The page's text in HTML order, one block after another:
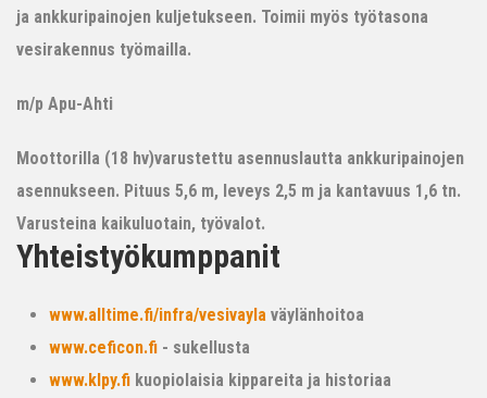
ja ankkuripainojen kuljetukseen. Toimii myös työtasona
vesirakennus työmailla.
m/p Apu-Ahti
Moottorilla (18 hv)varustettu asennuslautta ankkuripainojen
asennukseen. Pituus 5,6 m, leveys 2,5 m ja kantavuus 1,6 tn.
Varusteina kaikuluotain, työvalot.
Yhteistyökumppanit
www.alltime.fi/infra/vesivayla väylänhoitoa
www.ceficon.fi - sukellusta
www.klpy.fi kuopiolaisia kippareita ja historiaa